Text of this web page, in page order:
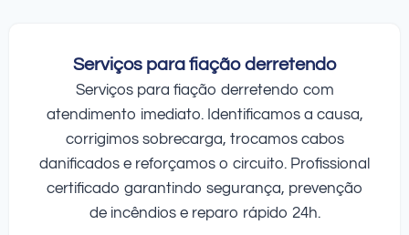
Serviços para fiação derretendo
Serviços para fiação derretendo com
atendimento imediato. Identificamos a causa,
corrigimos sobrecarga, trocamos cabos
danificados e reforçamos o circuito. Profissional
certificado garantindo segurança, prevenção
de incêndios e reparo rápido 24h.